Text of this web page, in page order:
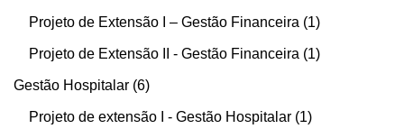
Projeto de Extensão I – Gestão Financeira 1
Projeto de Extensão II - Gestão Financeira 1
Gestão Hospitalar 6
Projeto de extensão I - Gestão Hospitalar 1